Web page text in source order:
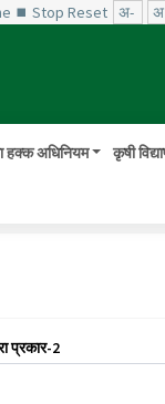
⏹ Stop Reset अ- अ
हक्क अधिनियम कृषी
प्रकार-2